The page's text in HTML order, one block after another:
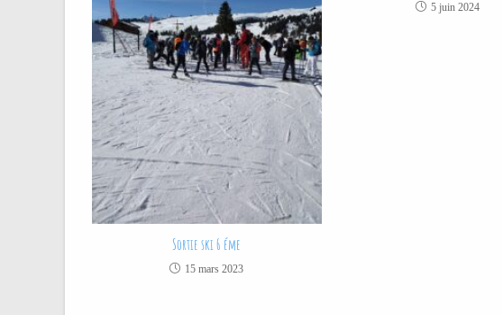
Sortie ski 6 éme
15 mars 2023
5 juin 2024